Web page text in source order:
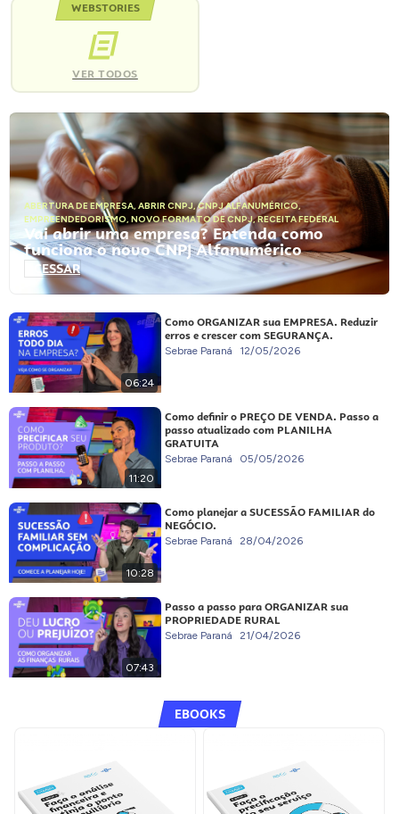
WEBSTORIES
VER TODOS
ABERTURA DE EMPRESA, ABRIR CNPJ,CNPJ ALFANUMÉRICO,
EMPREENDEDORISMO, NOVO FORMATO DE CNPJ,RECEITA FEDERAL
Vai abrir uma empresa? Entenda como
funciona o novo CNPJ Alfanumérico
ACESSAR
06:24
Como ORGANIZAR sua EMPRESA. Reduzir
erros e crescer com SEGURANÇA.
Sebrae Paraná 12/05/2026
11:20
Como definir o PREÇO DE VENDA. Passo a
passo atualizado com PLANILHA
GRATUITA
Sebrae Paraná 05/05/2026
10:28
Como planejar a SUCESSÃO FAMILIAR do
NEGÓCIO.
Sebrae Paraná 28/04/2026
07:43
Passo a passo para ORGANIZAR sua
PROPRIEDADE RURAL
Sebrae Paraná 21/04/2026
EBOOKS